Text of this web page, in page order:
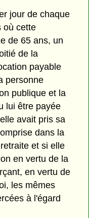
jour de chaque
où cette
de 65 ans, un
de la
payable
personne
publique et la
lui être payée
avait pris sa
dans la
et si elle
en vertu de la
en vertu de
les mêmes
à l'égard